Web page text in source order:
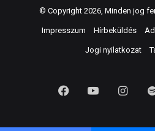
© Copyright 2026, Minden jog
Impresszum Hírbeküldés
Jogi nyilatkozat
FacebookYouTube